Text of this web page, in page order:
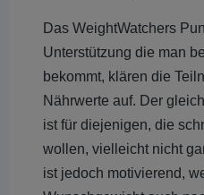
Das WeightWatchers
Unterstützung die man
bekommt, klären die
Nährwerte auf. Der
ist für diejenigen, die
wollen, vielleicht nicht
ist jedoch motivierend,